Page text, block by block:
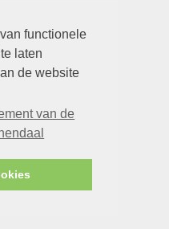
functionele
laten
de website
van de